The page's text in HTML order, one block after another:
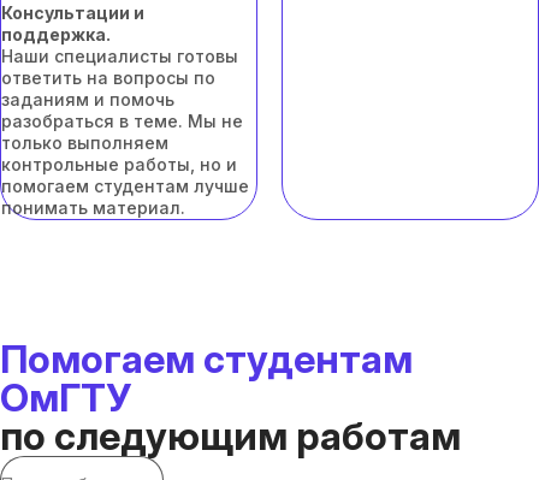
Консультации и
поддержка.
Наши специалисты готовы
ответить на вопросы по
заданиям и помочь
разобраться в теме. Мы не
только выполняем
контрольные работы, но и
помогаем студентам лучше
понимать материал.
Помогаем студентам
ОмГТУ
по следующим работам